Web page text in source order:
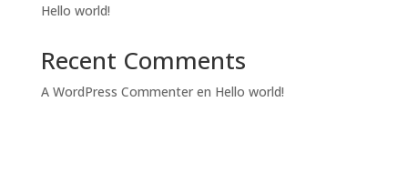
Hello world!
Recent Comments
A WordPress Commenteren Hello world!